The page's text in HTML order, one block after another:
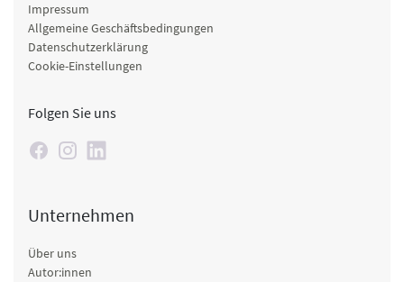
Impressum
Allgemeine Geschäftsbedingungen
Datenschutzerklärung
Cookie-Einstellungen
Folgen Sie uns
Unternehmen
Über uns
Autor:innen